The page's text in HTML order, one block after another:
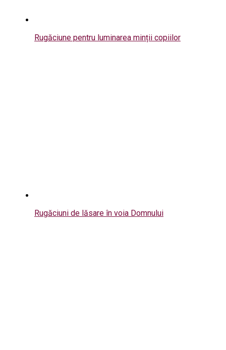
Rugăciune pentru luminarea minții copiilor
Rugăciuni de lăsare în voia Domnului